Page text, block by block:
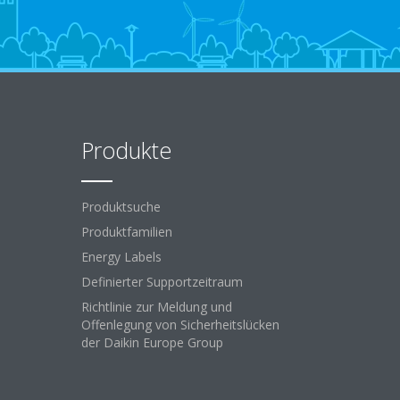
Produkte
Produktsuche
Produktfamilien
Energy Labels
Definierter Supportzeitraum
Richtlinie zur Meldung und
Offenlegung von Sicherheitslücken
der Daikin Europe Group